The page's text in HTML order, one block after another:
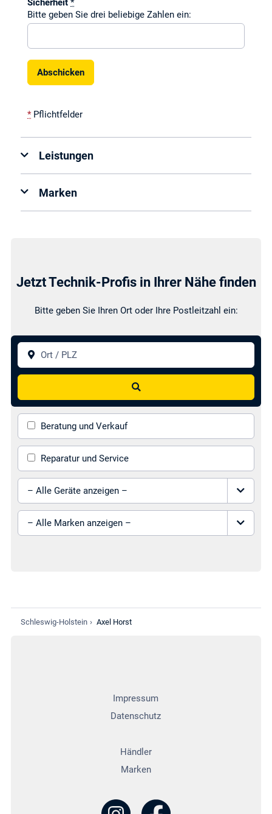
Sicherheit *
Bitte geben Sie drei beliebige Zahlen ein:
*Pflichtfelder
Leistungen
Garantieverlängerungen Heimvernetzung
Leihgeräteservice
Produkteinweisung
Marken
Jetzt Technik-Profis in Ihrer Nähe finden
Bitte geben Sie Ihren Ort oder Ihre Postleitzahl ein:
Ort / PLZ
Suchen
Beratung und Verkauf
Reparatur und Service
Gerät auswählen
Marke auswählen
Schleswig-Holstein › Axel Horst
Impressum
Datenschutz
Händler
Marken